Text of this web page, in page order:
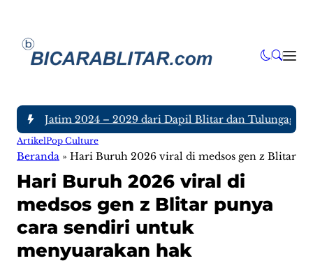
Jatim 2024 – 2029 dari Dapil Blitar dan Tulungagung,
ArtikelPop Culture
Beranda » Hari Buruh 2026 viral di medsos gen z Blitar
Hari Buruh 2026 viral di
medsos gen z Blitar punya
cara sendiri untuk
menyuarakan hak